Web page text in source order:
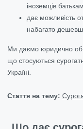
іноземців
дає можливість
набагато
Ми даємо юридично
що стосуються
Україні.
Стаття на тему: